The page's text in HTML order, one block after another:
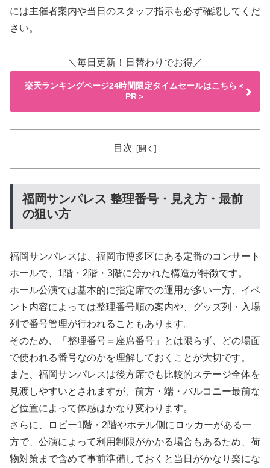
には主催者案内や当日のスタッフ指示も必ず確認してくだ
さい。
＼毎日更新！日替わりでお得／
楽天ランキングページ24時間限定タイムセールはこちら＜
PR＞
目次
福岡サンパレス 整理番号・見え方・最前
の狙い方
福岡サンパレスは、福岡市博多区にある定番のコンサート
ホールで、1階・2階・3階に分かれた構造が特徴です。
ホール公演では基本的に指定席での運用が多い一方、イベ
ント内容によっては整理番号順の案内や、グッズ列・入場
列で番号管理が行われることもあります。
そのため、「整理番号＝座席番号」とは限らず、どの場面
で使われる番号なのかを理解しておくことが大切です。
また、福岡サンパレスは後方席でも比較的ステージ全体を
見渡しやすいとされますが、前方・端・バルコニー最前な
ど位置によって体感はかなり変わります。
さらに、ロビー1階・2階やホテル側にロッカーがある一
方で、公演によって利用制限がかかる場合もあるため、荷
物対策まで含めて事前準備しておくと当日がかなり楽にな